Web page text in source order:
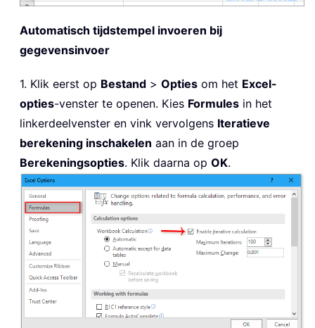
Automatisch tijdstempel invoeren bij
gegevensinvoer
1. Klik eerst op Bestand > Opties om het Excel-
opties-venster te openen. Kies Formules in het
linkerdeelvenster en vink vervolgens Iteratieve
berekening inschakelen aan in de groep
Berekeningsopties. Klik daarna op OK.